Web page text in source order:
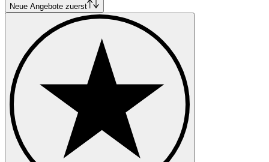
Pontiac Star Chief
Pontiac Streamliner
Pontiac Torpedo
Neue Angebote zuerst